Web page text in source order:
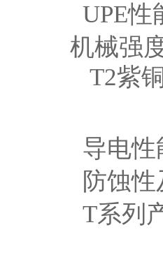
UPE
机械强
T2紫
导电
防蚀
T系列